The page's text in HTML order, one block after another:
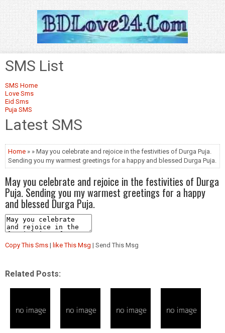
SMS List
SMS Home
Love Sms
Eid Sms
Puja SMS
Latest SMS
Home » » May you celebrate and rejoice in the festivities of Durga Puja.
Sending you my warmest greetings for a happy and blessed Durga Puja.
May you celebrate and rejoice in the festivities of Durga
Puja. Sending you my warmest greetings for a happy
and blessed Durga Puja.
Copy This Sms | like This Msg | Send This Msg
Related Posts: